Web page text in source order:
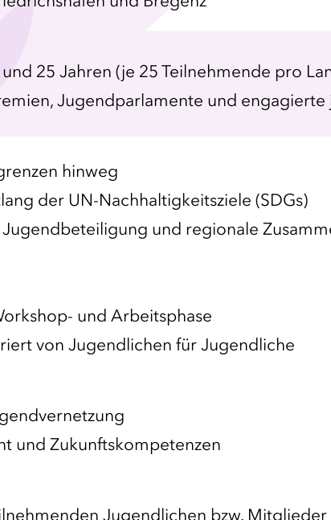
25 Jahren (je 25 Teilnehmende pro
Jugendparlamente und engagierte
hinweg
der UN-Nachhaltigkeitsziele (SDGs)
und regionale
und Arbeitsphase
von Jugendlichen für Jugendliche
und Zukunftskompetenzen
Jugendlichen bzw.